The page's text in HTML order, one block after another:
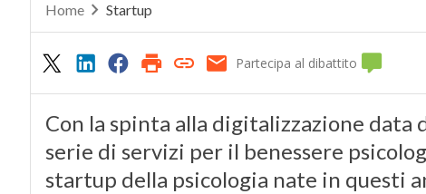
Home Startup
Partecipa al dibattito
Con la spinta alla digitalizzazione data
serie di servizi per il benessere
startup della psicologia nate in questi